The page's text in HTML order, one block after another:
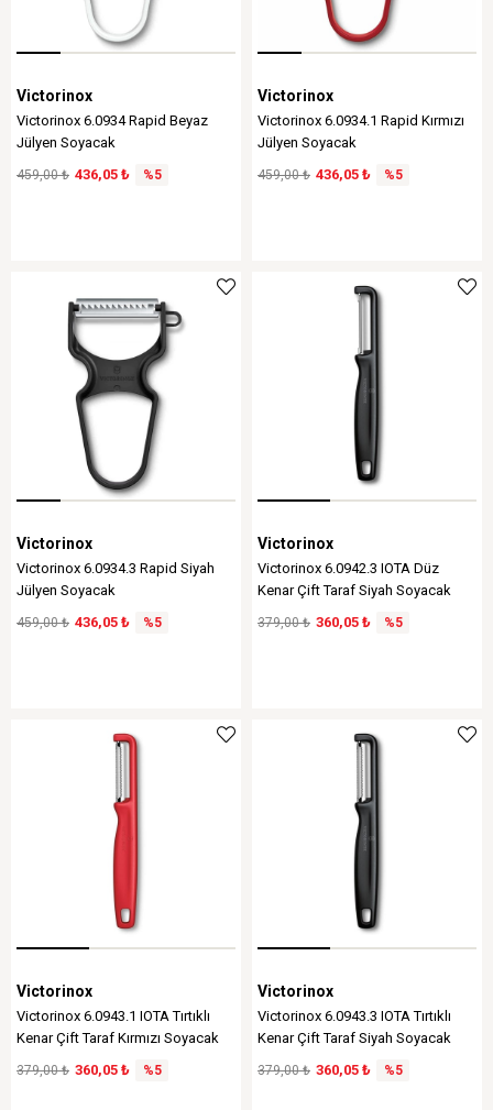
Victorinox
Victorinox 6.0934 Rapid Beyaz
Jülyen Soyacak
436,05 ₺
459,00 ₺ %5
Victorinox
Victorinox 6.0934.1 Rapid Kırmızı
Jülyen Soyacak
436,05 ₺
459,00 ₺ %5
Victorinox
Victorinox 6.0934.3 Rapid Siyah
Jülyen Soyacak
436,05 ₺
459,00 ₺ %5
Victorinox
Victorinox 6.0942.3 IOTA Düz
Kenar Çift Taraf Siyah Soyacak
360,05 ₺
379,00 ₺ %5
Victorinox
Victorinox 6.0943.1 IOTA Tırtıklı
Kenar Çift Taraf Kırmızı Soyacak
360,05 ₺
379,00 ₺ %5
Victorinox
Victorinox 6.0943.3 IOTA Tırtıklı
Kenar Çift Taraf Siyah Soyacak
360,05 ₺
379,00 ₺ %5